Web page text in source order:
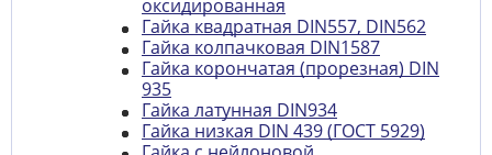
оксидированная
Гайка квадратная DIN557, DIN562
Гайка колпачковая DIN1587
Гайка корончатая (прорезная) DIN
935
Гайка латунная DIN934
Гайка низкая DIN 439 (ГОСТ 5929)